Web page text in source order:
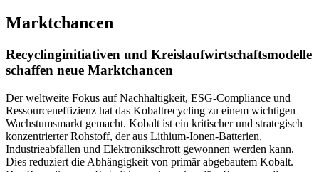
Marktchancen
Recyclinginitiativen und Kreislaufwirtschaftsmodelle
schaffen neue Marktchancen
Der weltweite Fokus auf Nachhaltigkeit, ESG-Compliance und
Ressourceneffizienz hat das Kobaltrecycling zu einem wichtigen
Wachstumsmarkt gemacht. Kobalt ist ein kritischer und strategisch
konzentrierter Rohstoff, der aus Lithium-Ionen-Batterien,
Industrieabfällen und Elektronikschrott gewonnen werden kann.
Dies reduziert die Abhängigkeit von primär abgebautem Kobalt.